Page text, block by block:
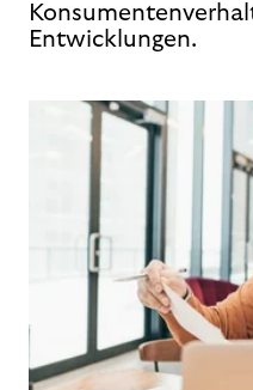
Entwicklungen.